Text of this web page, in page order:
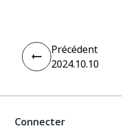
Précédent
2024.10.10
Connecter